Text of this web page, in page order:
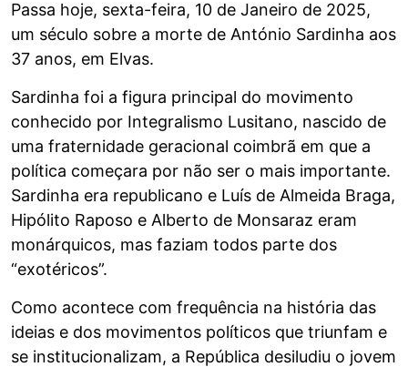
Passa hoje, sexta-feira, 10 de Janeiro de 2025,
um século sobre a morte de António Sardinha aos
37 anos, em Elvas.
Sardinha foi a figura principal do movimento
conhecido por Integralismo Lusitano, nascido de
uma fraternidade geracional coimbrã em que a
política começara por não ser o mais importante.
Sardinha era republicano e Luís de Almeida Braga,
Hipólito Raposo e Alberto de Monsaraz eram
monárquicos, mas faziam todos parte dos
“exotéricos”.
Como acontece com frequência na história das
ideias e dos movimentos políticos que triunfam e
se institucionalizam, a República desiludiu o jovem